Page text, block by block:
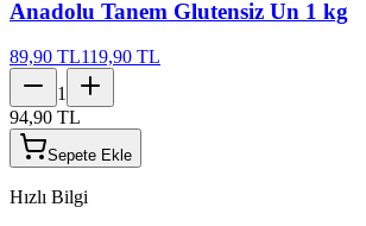
Anadolu Tanem Glutensiz Un 1 kg
89,90 TL119,90 TL
1
94,90 TL
Sepete Ekle
Hızlı Bilgi